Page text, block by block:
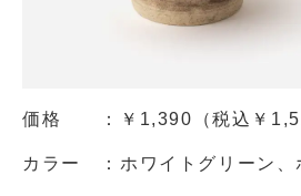
価格 ：￥1,390（税込￥
カラー ：ホワイトグリーン、